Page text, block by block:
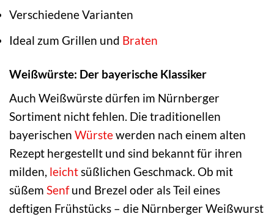
Verschiedene Varianten
Ideal zum Grillen und Braten
Weißwürste: Der bayerische Klassiker
Auch Weißwürste dürfen im Nürnberger
Sortiment nicht fehlen. Die traditionellen
bayerischen Würstewerden nach einem alten
Rezept hergestellt und sind bekannt für ihren
milden, leichtsüßlichen Geschmack. Ob mit
süßem Senfund Brezel oder als Teil eines
deftigen Frühstücks – die Nürnberger Weißwurst